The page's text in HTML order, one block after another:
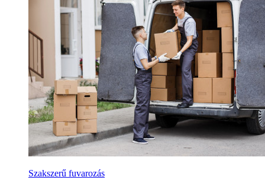
Szakszerű fuvarozás